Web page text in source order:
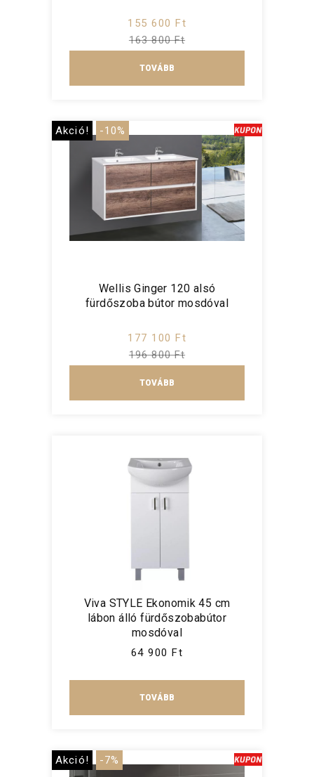
155 600 Ft
163 800 Ft
TOVÁBB
Akció! -10%
Wellis Ginger 120 alsó
fürdőszoba bútor mosdóval
177 100 Ft
196 800 Ft
TOVÁBB
Viva STYLE Ekonomik 45 cm
lábon álló fürdőszobabútor
mosdóval
64 900 Ft
TOVÁBB
Akció! -7%